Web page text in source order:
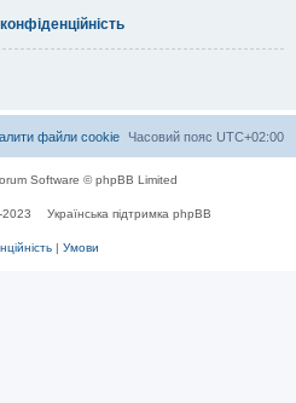
Часовий пояс UTC+02:00
файли cookie
Software © phpBB Limited
2023 Українська підтримка phpBB
| Умови